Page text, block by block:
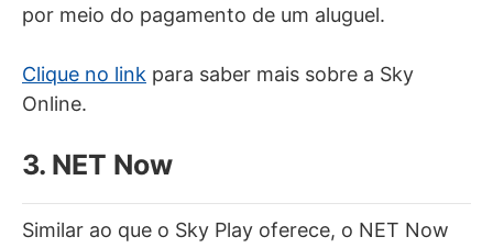
por meio do pagamento de um aluguel.
Clique no link para saber mais sobre a Sky
Online.
3. NET Now
Similar ao que o Sky Play oferece, o NET Now